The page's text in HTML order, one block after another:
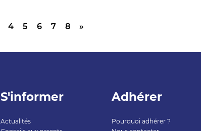
4 5 6 7 8 »
S'informer
Actualités
Adhérer
Pourquoi adhérer ?